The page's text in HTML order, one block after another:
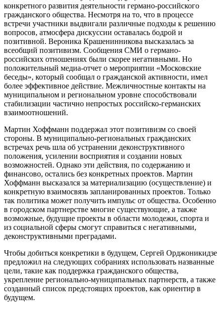
конкретного развития деятельности германо-российского
гражданского общества. Несмотря на то, что в процессе
встречи участники выдвигали различные подходы к решению
вопросов, атмосфера дискуссии оставалась бодрой и
позитивной. Вероника Крашенинникова высказалась за
всеобщий позитивизм. Сообщения СМИ о германо-
российских отношениях были скорее негативными. Но
положительный медиа-отчет о мероприятии «Московские
беседы», который сообщал о гражданской активности, имел
более эффективное действие. Межличностные контакты на
муниципальном и региональном уровне способствовали
стабилизации частично непростых российско-германских
взаимоотношений.
Мартин Хоффманн поддержал этот позитивизм со своей
стороны. В муниципально-региональных гражданских
встречах речь шла об устранении деконструктивного
положения, усилении восприятия и создании новых
возможностей. Однако эти действия, по содержанию и
финансово, остались без конкретных проектов. Мартин
Хоффманн высказался за материализацию (осуществление) и
конкретную взаимосвязь запланированных проектов. Только
так политика может получить импульс от общества. Особенно
в городском партнерстве многие существующие, а также
возможные, будущие проекты в области молодежи, спорта и
из социальной сферы смогут справиться с негативными,
деконструктивными преградами.
Чтобы добиться конкретики в будущем, Сергей Орджоникидзе
предложил на следующих собраниях использовать названные
цели, такие как поддержка гражданского общества,
укрепление регионально-муниципальных партнерств, а также
созданный список предстоящих проектов, как ориентир в
будущем.